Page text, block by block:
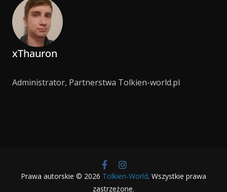
xThauron
Administrator, Partnerstwa Tolkien-world.pl
Prawa autorskie © 2026 Tolkien-World. Wszystkie prawa
zastrzeżone.